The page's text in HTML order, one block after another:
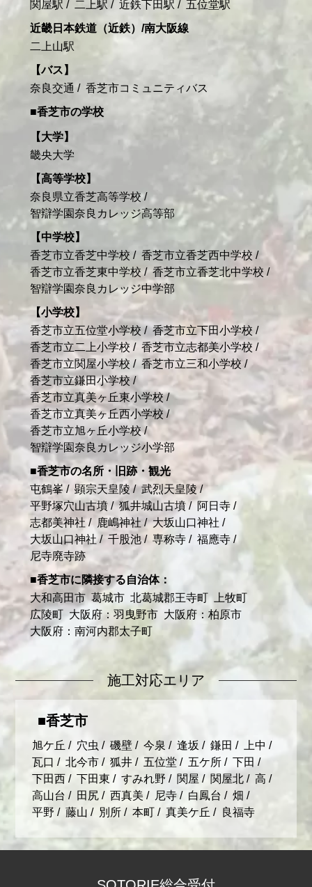
関屋駅
二上駅 近鉄下田駅
五位堂駅
近畿日本鉄道（近鉄）/南大阪線
二上山駅
バス
奈良交通
香芝市コミュニティバス
香芝市の学校
大学
畿央大学
高等学校
奈良県立香芝高等学校
智辯学園奈良カレッジ高等部
中学校
香芝市立香芝中学校
香芝市立香芝西中学校
香芝市立香芝東中学校
香芝市立香芝北中学校
智辯学園奈良カレッジ中学部
小学校
香芝市立五位堂小学校
香芝市立下田小学校
香芝市立二上小学校
香芝市立志都美小学校
香芝市立関屋小学校
香芝市立三和小学校
香芝市立鎌田小学校
香芝市立真美ヶ丘東小学校
香芝市立真美ヶ丘西小学校
香芝市立旭ヶ丘小学校
智辯学園奈良カレッジ小学部
香芝市の名所・旧跡・観光
屯鶴峯
顕宗天皇陵
武烈天皇陵
平野塚穴山古墳
狐井城山古墳
阿日寺
志都美神社
鹿嶋神社
大坂山口神社
大坂山口神社
千股池 専称寺
福應寺
尼寺廃寺跡
香芝市に隣接する自治体
大和高田市 葛城市 北葛城郡王寺町 上牧町
広陵町 大阪府：羽曳野市 大阪府：柏原市
大阪府：南河内郡太子町
施工対応エリア
香芝市
旭ケ丘 穴虫 磯壁 今泉 逢坂 鎌田
上中
瓦口
北今市 狐井 五位堂 五ケ所
下田
下田西
下田東 すみれ野 関屋 関屋北
高
高山台
田尻 西真美 尼寺 白鳳台
畑
平野
藤山 別所 本町 真美ケ丘 良福寺